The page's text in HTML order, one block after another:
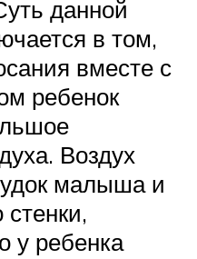
данной
в том,
вместе с
ребенок
Воздух
малыша и
стенки,
у ребенка